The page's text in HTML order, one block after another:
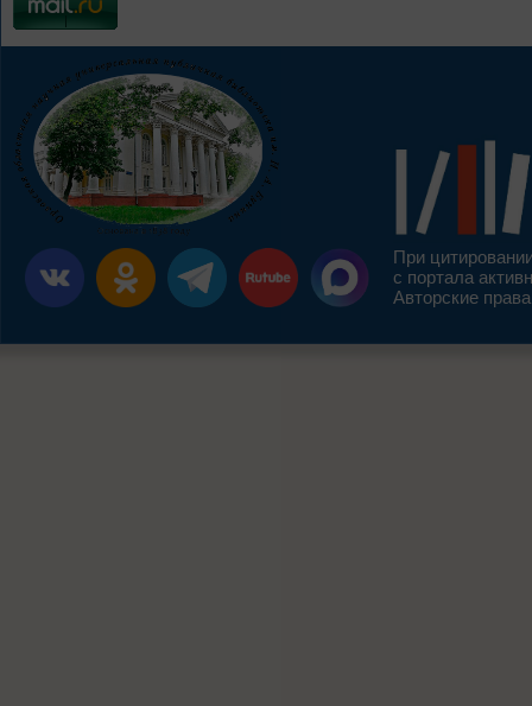
При
с портала
Авторские